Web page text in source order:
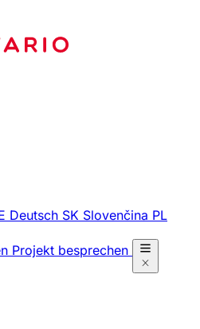
Deutsch SK Slovenčina PL
Projekt besprechen